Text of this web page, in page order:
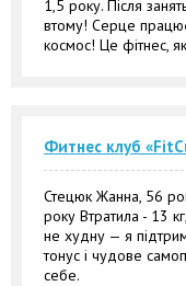
1,5 року. Після
втому! Серце
космос! Це фітнес,
Фитнес клуб
Стецюк Жанна, 56
року Втратила - 13
не худну — я
тонус і чудове
себе.